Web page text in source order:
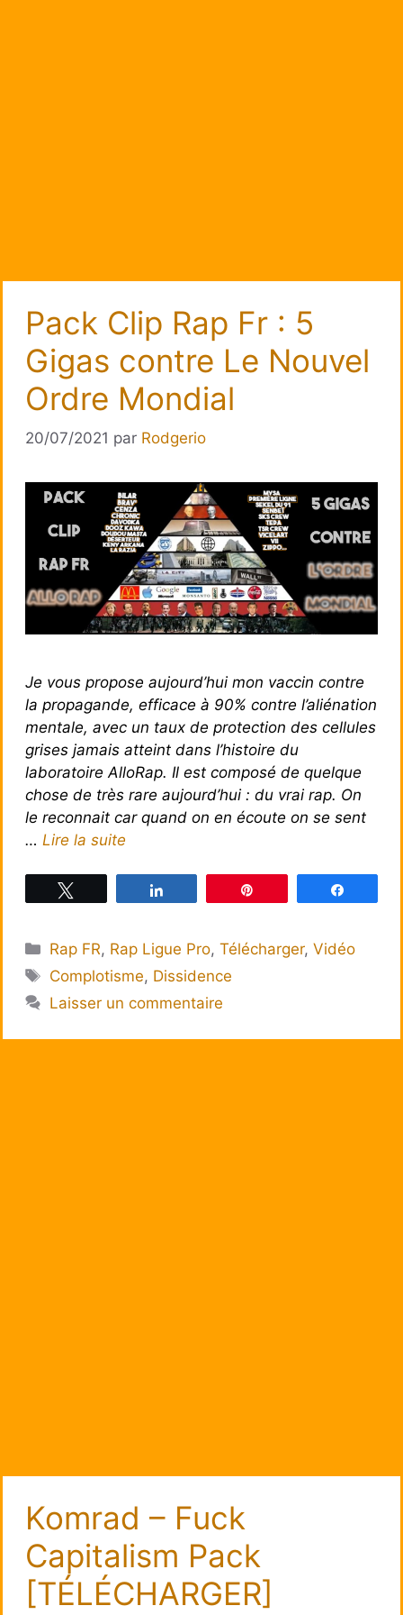
Pack Clip Rap Fr : 5
Gigas contre Le Nouvel
Ordre Mondial
20/07/2021 par Rodgerio
Je vous propose aujourd’hui mon vaccin contre
la propagande, efficace à 90% contre l’aliénation
mentale, avec un taux de protection des cellules
grises jamais atteint dans l’histoire du
laboratoire AlloRap. Il est composé de quelque
chose de très rare aujourd’hui : du vrai rap. On
le reconnait car quand on en écoute on se sent
… Lire la suite
Catégories
Rap FR, Rap Ligue Pro,Télécharger,Vidéo
Étiquettes
Complotisme, Dissidence
Laisser un commentaire
Komrad – Fuck
Capitalism Pack
[TÉLÉCHARGER]